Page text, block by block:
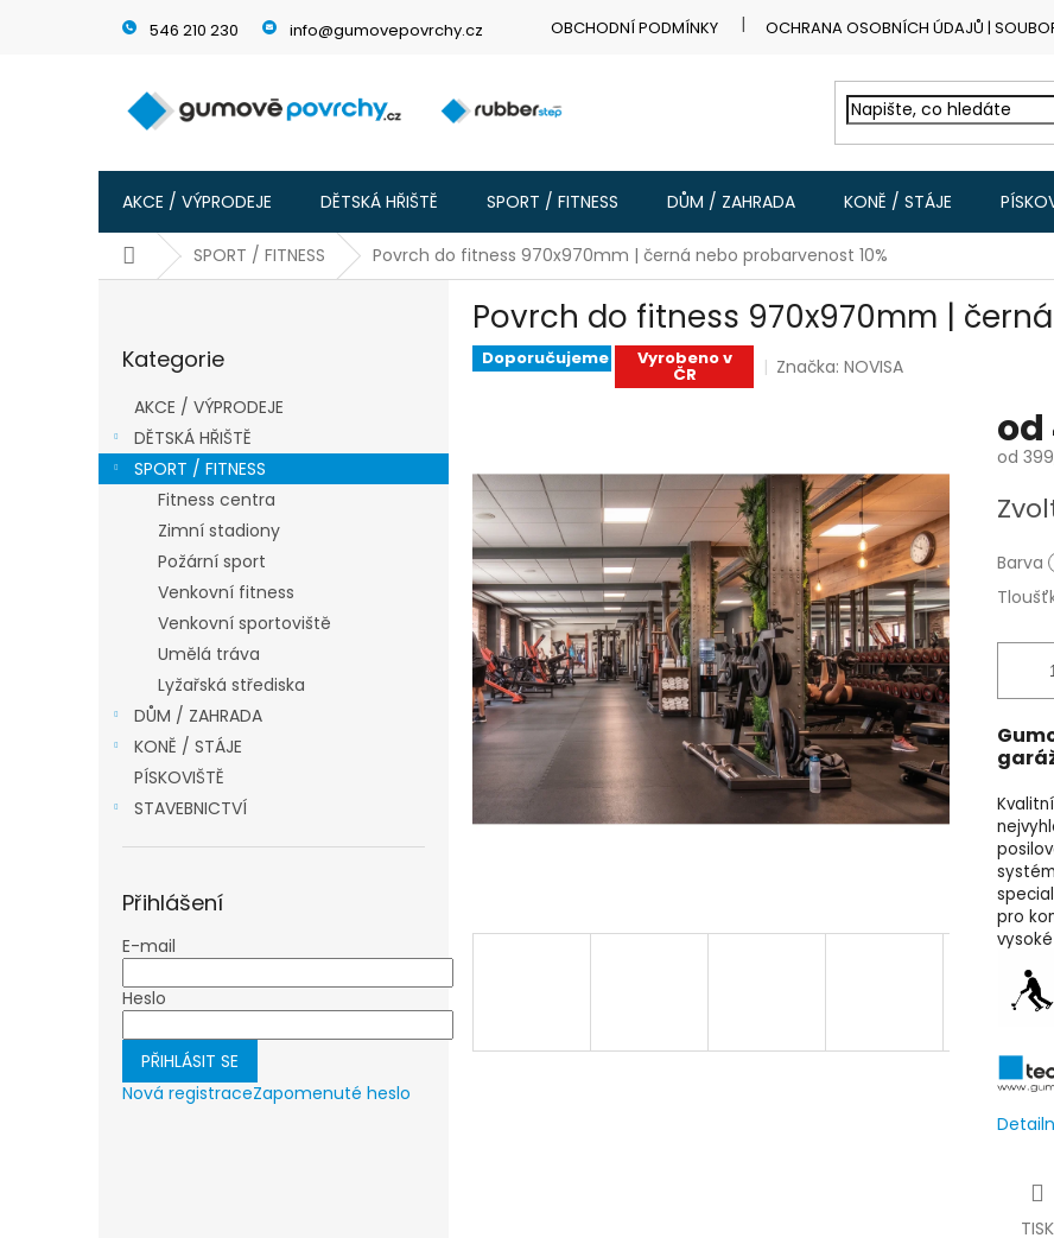
546 210 230 info@gumovepovrchy.cz OBCHODNÍ PODMÍNKY OCHRANA OSOBNÍCH ÚDAJŮ |
AKCE / VÝPRODEJE DĚTSKÁ HŘIŠTĚ SPORT / FITNESS DŮM / ZAHRADA KONĚ / STÁJE
DomůSPORT / FITNESS Povrch do fitness 970x970mm | černá nebo probarvenost 10%
n
kategorie
Kategorie
AKCE / VÝPRODEJE
DĚTSKÁ HŘIŠTĚ
SPORT / FITNESS
Fitness centra
Zimní stadiony
Požární sport
Venkovní fitness
Venkovní sportoviště
Umělá tráva
Lyžařská střediska
DŮM / ZAHRADA
KONĚ / STÁJE
PÍSKOVIŠTĚ
STAVEBNICTVÍ
Přihlášení
E-mail
Heslo
PŘIHLÁSIT SE
Nová registraceZapomenuté heslo
Povrch do fitness 970x970mm |
Doporučujeme Vyrobeno v
ČR Značka:NOVISA
od
od
cena:
Barva
pro
TISK